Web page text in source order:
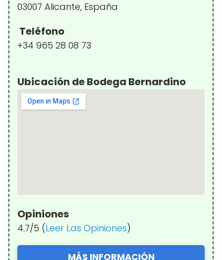
03007 Alicante, España
Teléfono
+34 965 28 08 73
Ubicación de Bodega Bernardino
Opiniones
4.7/5 (Leer Las Opiniones)
MÁS INFORMACIÓN